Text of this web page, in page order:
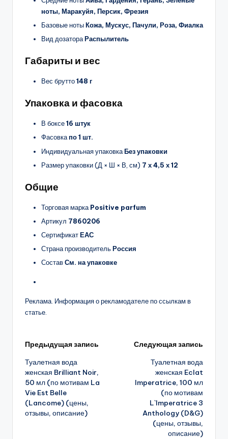
ноты, Маракуйя, Персик, Фрезия
Базовые нотыКожа, Мускус, Пачули, Роза, Фиалка
Вид дозатораРаспылитель
Габариты и вес
Вес брутто148 г
Упаковка и фасовка
В боксе16 штук
Фасовкапо 1 шт.
Индивидуальная упаковкаБез упаковки
Размер упаковки (Д × Ш × В, см) 7 х 4,5 х 12
Общие
Торговая марка Positive parfum
Артикул 7860206
СертификатЕАС
Страна производительРоссия
СоставСм. на упаковке
Реклама. Информация о рекламодателе по ссылкам в
статье.
Навигация
записи
Предыдущая запись
Туалетная вода
женская Brilliant Noir,
50 мл (по мотивам La
Vie Est Belle
(Lancome) (цены,
отзывы, описание)
Следующая запись
Туалетная вода
женская Eclat
Imperatrice, 100 мл
(по мотивам
L`Imperatrice 3
Anthology (D&G)
(цены, отзывы,
описание)